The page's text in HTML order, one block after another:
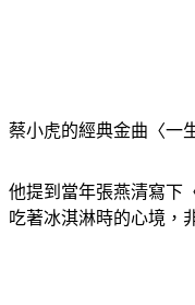
蔡小虎的經典金曲〈一
他提到當年張燕清寫下
吃著冰淇淋時的心境，